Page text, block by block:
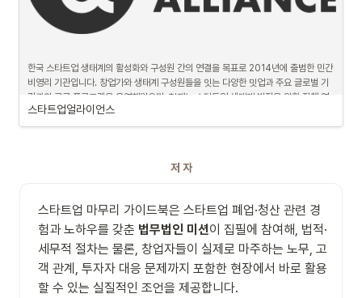
한국 스타트업 생태계의 활성화와 구성원 간의 연결을 목표로 2014년에 출범한 민간
비영리 기관입니다. 창업가와 생태계 구성원들을 잇는 다양한 밋업과 주요 글로벌 기
관과의 교류 프로그램을 운영해왔으며, 현재는 스타트업 생태계 발전을 위한 정책 연
구 및 옹호 활동에 집중하고 있습니다.
스타트업얼라이언스
저 자
스타트업 마무리 가이드북은 스타트업 폐업·청산 관련 경
험과 노하우를 갖춘 법무법인 미션이 집필에 참여해, 법적·
세무적 절차는 물론, 창업자들이 실제로 마주하는 노무, 고
객 관계, 투자자 대응 문제까지 포함한 현장에서 바로 활용
할 수 있는 실질적인 조언을 제공합니다.